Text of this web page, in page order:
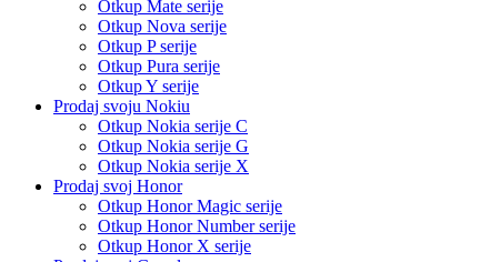
Otkup Mate serije
Otkup Nova serije
Otkup P serije
Otkup Pura serije
Otkup Y serije
Prodaj svoju Nokiu
Otkup Nokia serije C
Otkup Nokia serije G
Otkup Nokia serije X
Prodaj svoj Honor
Otkup Honor Magic serije
Otkup Honor Number serije
Otkup Honor X serije